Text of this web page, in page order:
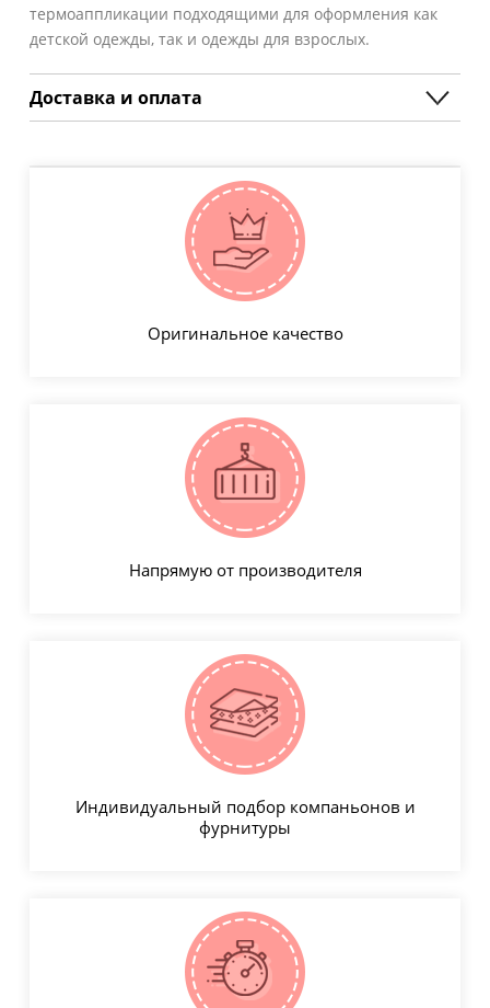
термоаппликации подходящими для оформления как
детской одежды, так и одежды для взрослых.
Доставка и оплата
Оригинальное качество
Напрямую от производителя
Индивидуальный подбор компаньонов и
фурнитуры